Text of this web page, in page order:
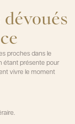
proches dans le
étant présente pour
vivre le moment